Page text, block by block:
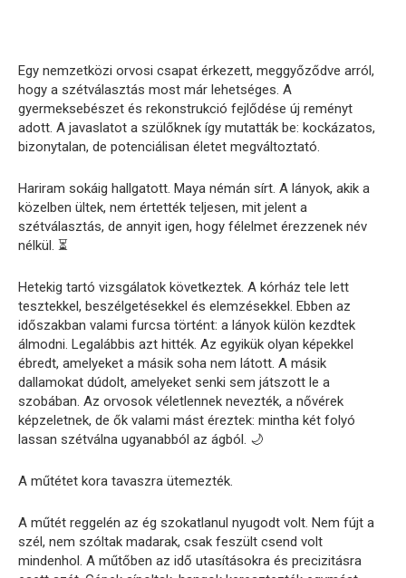
Egy nemzetközi orvosi csapat érkezett, meggyőződve arról,
hogy a szétválasztás most már lehetséges. A
gyermeksebészet és rekonstrukció fejlődése új reményt
adott. A javaslatot a szülőknek így mutatták be: kockázatos,
bizonytalan, de potenciálisan életet megváltoztató.
Hariram sokáig hallgatott. Maya némán sírt. A lányok, akik a
közelben ültek, nem értették teljesen, mit jelent a
szétválasztás, de annyit igen, hogy félelmet érezzenek név
nélkül. ⏳
Hetekig tartó vizsgálatok következtek. A kórház tele lett
tesztekkel, beszélgetésekkel és elemzésekkel. Ebben az
időszakban valami furcsa történt: a lányok külön kezdtek
álmodni. Legalábbis azt hitték. Az egyikük olyan képekkel
ébredt, amelyeket a másik soha nem látott. A másik
dallamokat dúdolt, amelyeket senki sem játszott le a
szobában. Az orvosok véletlennek nevezték, a nővérek
képzeletnek, de ők valami mást éreztek: mintha két folyó
lassan szétválna ugyanabból az ágból. 🌙
A műtétet kora tavaszra ütemezték.
A műtét reggelén az ég szokatlanul nyugodt volt. Nem fújt a
szél, nem szóltak madarak, csak feszült csend volt
mindenhol. A műtőben az idő utasításokra és precizitásra